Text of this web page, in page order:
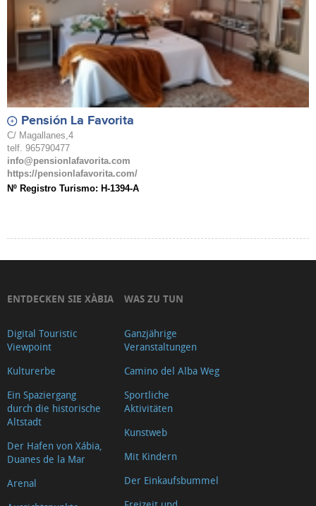
Pensión La Favorita
C/ Magallanes,4
telf. 965790477
info@pensionlafavorita.com
https://pensionlafavorita.com/
Nº Registro Turismo: H-1394-A
ENTDECKEN SIE XÀBIA
Digital Touristic
Viewpoint
Kulturerbe
Ein Spaziergang
durch die historische
Altstadt
Der Hafen von Xábia,
Duanes de la Mar
Arenal
WAS ZU TUN
Ganzjährige
Veranstaltungen
Camino del Alba Weg
Sportliche
Aktivitäten
Kunstweb
Mit Kindern
Der Einkaufsbummel